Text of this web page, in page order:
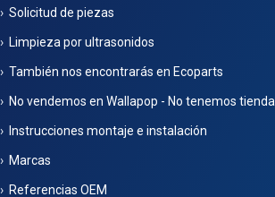
Solicitud de piezas
Limpieza por ultrasonidos
También nos encontrarás en Ecoparts
No vendemos en Wallapop - No tenemos tienda
Instrucciones montaje e instalación
Marcas
Referencias OEM